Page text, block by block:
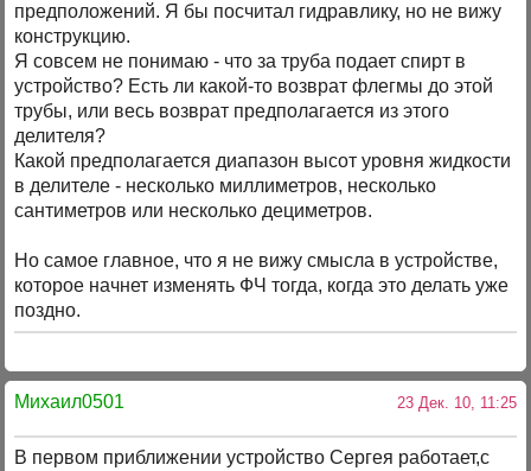
предположений. Я бы посчитал гидравлику, но не вижу
конструкцию.
Я совсем не понимаю - что за труба подает спирт в
устройство? Есть ли какой-то возврат флегмы до этой
трубы, или весь возврат предполагается из этого
делителя?
Какой предполагается диапазон высот уровня жидкости
в делителе - несколько миллиметров, несколько
сантиметров или несколько дециметров.
Но самое главное, что я не вижу смысла в устройстве,
которое начнет изменять ФЧ тогда, когда это делать уже
поздно.
Михаил0501 23 Дек. 10, 11:25
В первом приближении устройство Сергея работает,с